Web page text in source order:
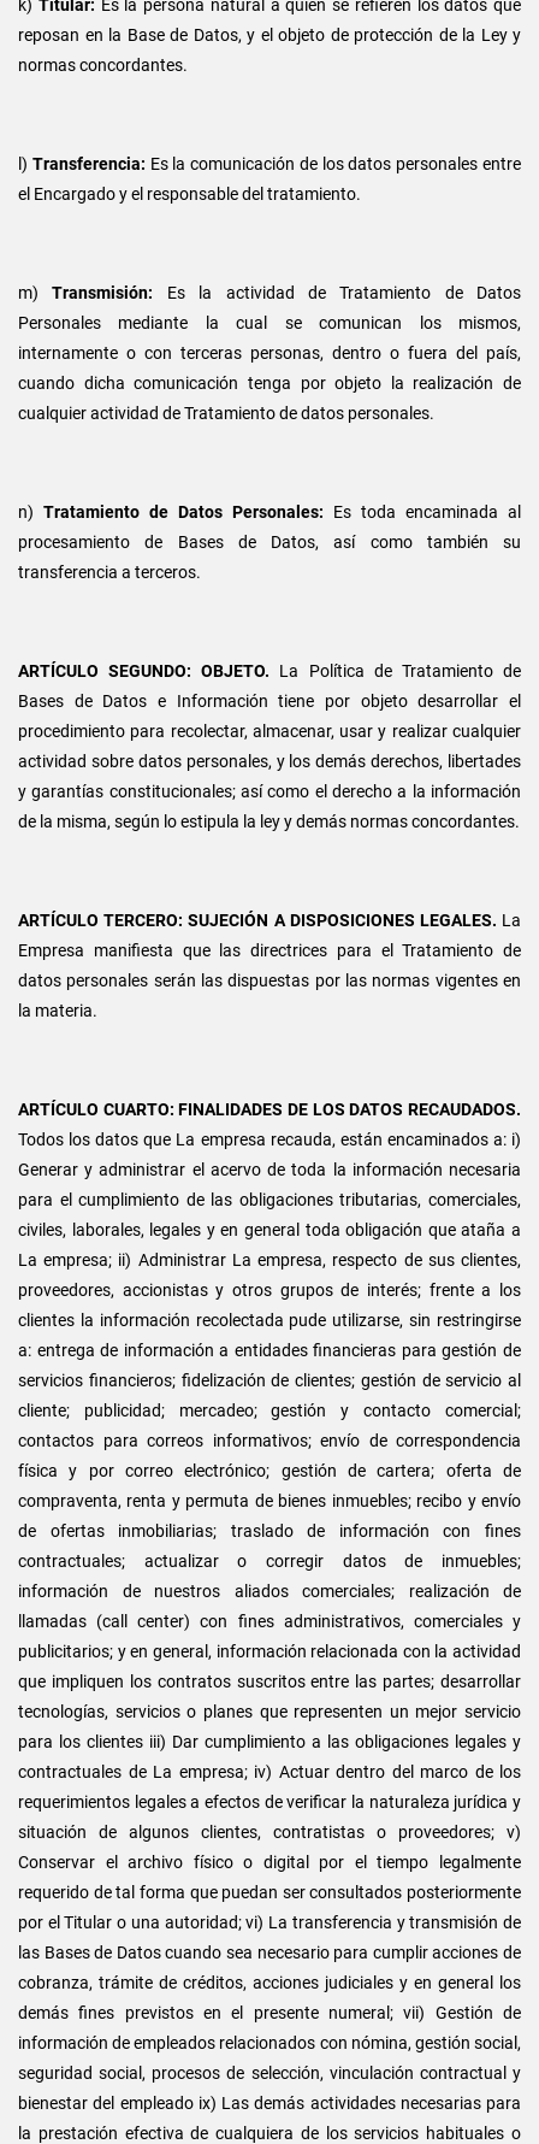
k) Titular: Es la persona natural a quien se refieren los datos que
reposan en la Base de Datos, y el objeto de protección de la Ley y
normas concordantes.
l) Transferencia: Es la comunicación de los datos personales entre
el Encargado y el responsable del tratamiento.
m)Transmisión: Es la actividad de Tratamiento de Datos
Personales mediante la cual se comunican los mismos,
internamente o con terceras personas, dentro o fuera del país,
cuando dicha comunicación tenga por objeto la realización de
cualquier actividad de Tratamiento de datos personales.
n) Tratamiento de Datos Personales: Es toda encaminada al
procesamiento de Bases de Datos, así como también su
transferencia a terceros.
ARTÍCULO SEGUNDO: OBJETO. La Política de Tratamiento de
Bases de Datos e Información tiene por objeto desarrollar el
procedimiento para recolectar, almacenar, usar y realizar cualquier
actividad sobre datos personales, y los demás derechos, libertades
y garantías constitucionales; así como el derecho a la información
de la misma, según lo estipula la ley y demás normas concordantes.
ARTÍCULO TERCERO: SUJECIÓN A DISPOSICIONES LEGALES. La
Empresa manifiesta que las directrices para el Tratamiento de
datos personales serán las dispuestas por las normas vigentes en
la materia.
ARTÍCULO CUARTO: FINALIDADES DE LOS DATOS RECAUDADOS.
Todos los datos que La empresa recauda, están encaminados a: i)
Generar y administrar el acervo de toda la información necesaria
para el cumplimiento de las obligaciones tributarias, comerciales,
civiles, laborales, legales y en general toda obligación que ataña a
La empresa; ii) Administrar La empresa, respecto de sus clientes,
proveedores, accionistas y otros grupos de interés; frente a los
clientes la información recolectada pude utilizarse, sin restringirse
a: entrega de información a entidades financieras para gestión de
servicios financieros; fidelización de clientes; gestión de servicio al
cliente; publicidad; mercadeo; gestión y contacto comercial;
contactos para correos informativos; envío de correspondencia
física y por correo electrónico; gestión de cartera; oferta de
compraventa, renta y permuta de bienes inmuebles; recibo y envío
de ofertas inmobiliarias; traslado de información con fines
contractuales; actualizar o corregir datos de inmuebles;
información de nuestros aliados comerciales; realización de
llamadas (call center) con fines administrativos, comerciales y
publicitarios; y en general, información relacionada con la actividad
que impliquen los contratos suscritos entre las partes; desarrollar
tecnologías, servicios o planes que representen un mejor servicio
para los clientes iii) Dar cumplimiento a las obligaciones legales y
contractuales de La empresa; iv) Actuar dentro del marco de los
requerimientos legales a efectos de verificar la naturaleza jurídica y
situación de algunos clientes, contratistas o proveedores; v)
Conservar el archivo físico o digital por el tiempo legalmente
requerido de tal forma que puedan ser consultados posteriormente
por el Titular o una autoridad; vi) La transferencia y transmisión de
las Bases de Datos cuando sea necesario para cumplir acciones de
cobranza, trámite de créditos, acciones judiciales y en general los
demás fines previstos en el presente numeral; vii) Gestión de
información de empleados relacionados con nómina, gestión social,
seguridad social, procesos de selección, vinculación contractual y
bienestar del empleado ix) Las demás actividades necesarias para
la prestación efectiva de cualquiera de los servicios habituales o